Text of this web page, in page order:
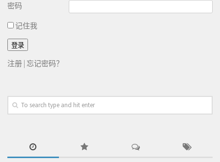
密码
记住我
注册 | 忘记密码？